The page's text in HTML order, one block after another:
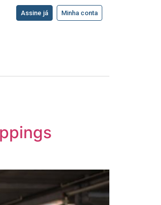
Assine já Minha conta